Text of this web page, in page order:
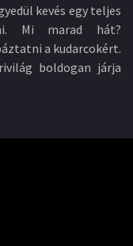
kevés egy teljes
Mi marad hát?
a kudarcokért.
boldogan járja